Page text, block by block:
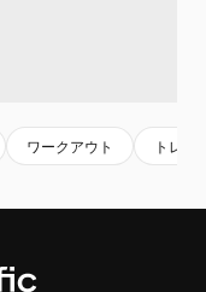
ワークアウト トレー